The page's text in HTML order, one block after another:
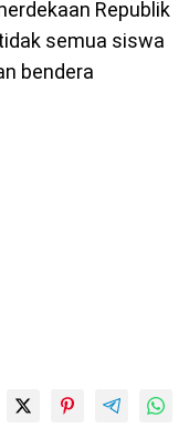
Republik
semua siswa
bendera